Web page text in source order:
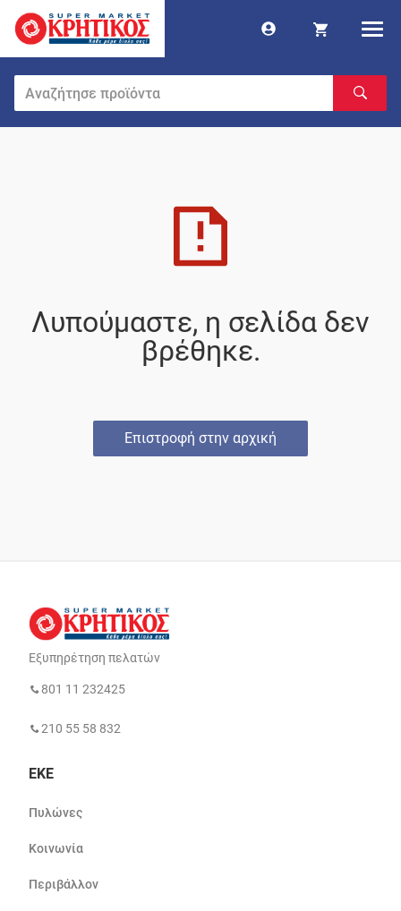
Λυπούμαστε, η σελίδα δεν
βρέθηκε.
Επιστροφή στην αρχική
Εξυπηρέτηση πελατών
801 11 232425
210 55 58 832
ΕΚΕ
Πυλώνες
Κοινωνία
Περιβάλλον